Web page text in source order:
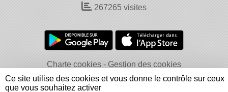
267265 visites
Charte cookies
Gestion des cookies
Informations légales
Signaler un contenu inapproprié
Ce site utilise des cookies et vous donne le contrôle sur ceux
que vous souhaitez activer